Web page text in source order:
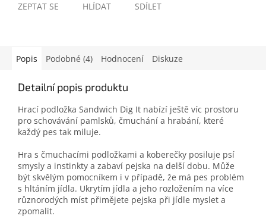
ZEPTAT SE HLÍDAT SDÍLET
Popis Podobné (4) Hodnocení Diskuze
Detailní popis produktu
Hrací podložka Sandwich Dig It nabízí ještě víc prostoru
pro schovávání pamlsků, čmuchání a hrabání, které
každý pes tak miluje.
Hra s čmuchacími podložkami a koberečky posiluje psí
smysly a instinkty a zabaví pejska na delší dobu. Může
být skvělým pomocníkem i v případě, že má pes problém
s hltáním jídla. Ukrytím jídla a jeho rozložením na více
různorodých míst přimějete pejska při jídle myslet a
zpomalit.